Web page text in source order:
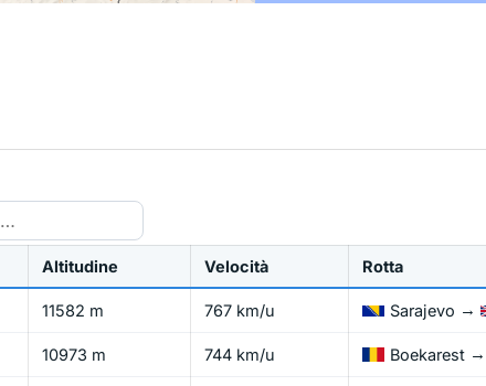
Altitudine Velocità Rotta
11582 m 767 km/u Sarajevo →
10973 m 744 km/u Boekarest →